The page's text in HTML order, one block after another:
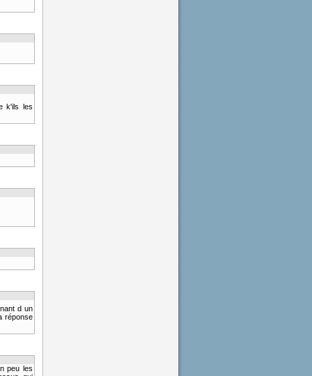
k'ils les
d un
réponse
peu les